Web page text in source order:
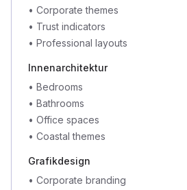
• Corporate themes
• Trust indicators
• Professional layouts
Innenarchitektur
• Bedrooms
• Bathrooms
• Office spaces
• Coastal themes
Grafikdesign
• Corporate branding